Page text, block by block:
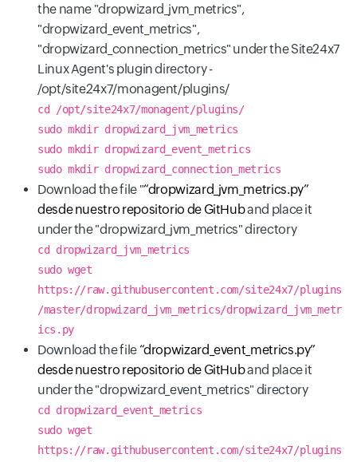
the name "dropwizard_jvm_metrics",
"dropwizard_event_metrics",
"dropwizard_connection_metrics" under the Site24x7
Linux Agent's plugin directory -
/opt/site24x7/monagent/plugins/
cd /opt/site24x7/monagent/plugins/
sudo mkdir dropwizard_jvm_metrics
sudo mkdir dropwizard_event_metrics
sudo mkdir dropwizard_connection_metrics
Download the file "“dropwizard_jvm_metrics.py”
desde nuestro repositorio de GitHuband place it
under the "dropwizard_jvm_metrics" directory
cd dropwizard_jvm_metrics
sudo wget
https://raw.githubusercontent.com/site24x7/plugins
/master/dropwizard_jvm_metrics/dropwizard_jvm_metr
ics.py
Download the file“dropwizard_event_metrics.py”
desde nuestro repositorio de GitHuband place it
under the "dropwizard_event_metrics" directory
cd dropwizard_event_metrics
sudo wget
https://raw.githubusercontent.com/site24x7/plugins